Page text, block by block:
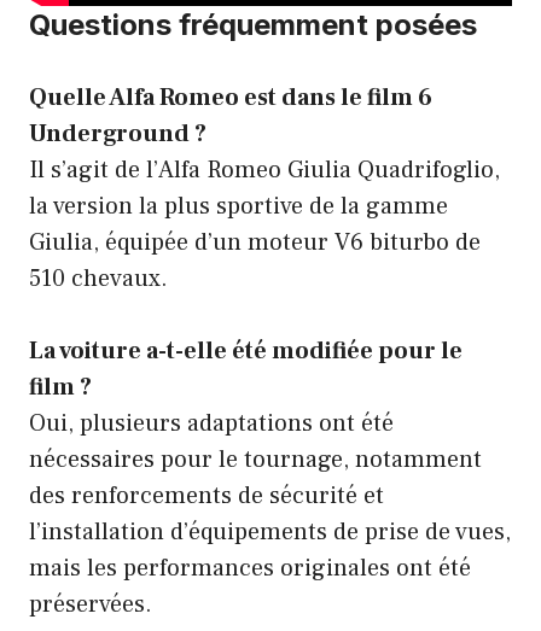
Questions fréquemment posées
Quelle Alfa Romeo est dans le film 6
Underground ?
Il s’agit de l’Alfa Romeo Giulia Quadrifoglio,
la version la plus sportive de la gamme
Giulia, équipée d’un moteur V6 biturbo de
510 chevaux.
La voiture a-t-elle été modifiée pour le
film ?
Oui, plusieurs adaptations ont été
nécessaires pour le tournage, notamment
des renforcements de sécurité et
l’installation d’équipements de prise de vues,
mais les performances originales ont été
préservées.